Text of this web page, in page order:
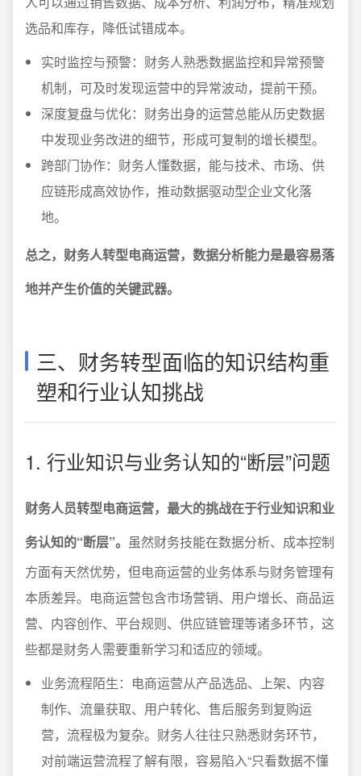
选品和库存，降低试错成本。
实时监控与预警：财务人熟悉数据监控和异常预警
机制，可及时发现运营中的异常波动，提前干预。
深度复盘与优化：财务出身的运营总能从历史数据
中发现业务改进的细节，形成可复制的增长模型。
跨部门协作：财务人懂数据，能与技术、市场、供
应链形成高效协作，推动数据驱动型企业文化落
地。
总之，财务人转型电商运营，数据分析能力是最容易落
地并产生价值的关键武器。
三、财务转型面临的知识结构重
塑和行业认知挑战
1. 行业知识与业务认知的“断层”问题
财务人员转型电商运营，最大的挑战在于行业知识和业
务认知的“断层”。 虽然财务技能在数据分析、成本控制
方面有天然优势，但电商运营的业务体系与财务管理有
本质差异。电商运营包含市场营销、用户增长、商品运
营、内容创作、平台规则、供应链管理等诸多环节，这
些都是财务人需要重新学习和适应的领域。
业务流程陌生：电商运营从产品选品、上架、内容
制作、流量获取、用户转化、售后服务到复购运
营，流程极为复杂。财务人往往只熟悉财务环节，
对前端运营流程了解有限，容易陷入“只看数据不懂